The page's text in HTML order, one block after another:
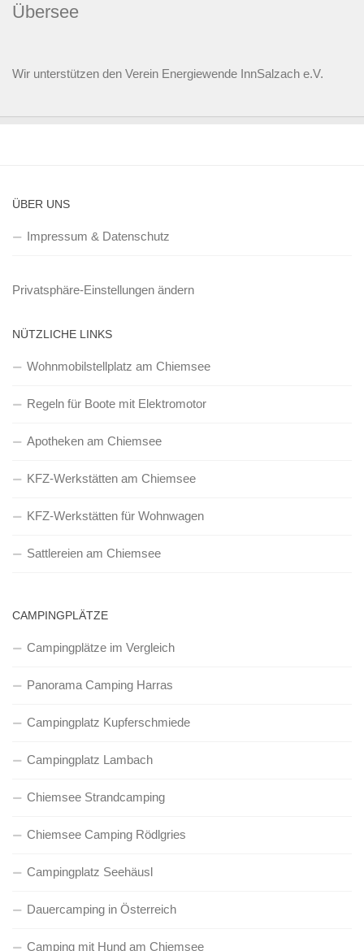
Übersee
Wir unterstützen den Verein Energiewende InnSalzach e.V.
ÜBER UNS
Impressum & Datenschutz
Privatsphäre-Einstellungen ändern
NÜTZLICHE LINKS
Wohnmobilstellplatz am Chiemsee
Regeln für Boote mit Elektromotor
Apotheken am Chiemsee
KFZ-Werkstätten am Chiemsee
KFZ-Werkstätten für Wohnwagen
Sattlereien am Chiemsee
CAMPINGPLÄTZE
Campingplätze im Vergleich
Panorama Camping Harras
Campingplatz Kupferschmiede
Campingplatz Lambach
Chiemsee Strandcamping
Chiemsee Camping Rödlgries
Campingplatz Seehäusl
Dauercamping in Österreich
Camping mit Hund am Chiemsee